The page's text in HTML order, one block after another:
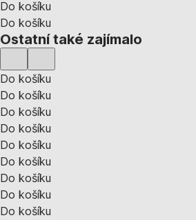
Do košíku
Do košíku
Ostatní také zajímalo
Do košíku
Do košíku
Do košíku
Do košíku
Do košíku
Do košíku
Do košíku
Do košíku
Do košíku